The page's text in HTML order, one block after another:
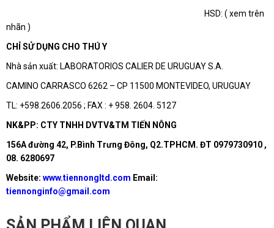
HSD: ( xem trên
nhãn )
CHỈ SỬ DỤNG CHO THÚ Y
Nhà sản xuất: LABORATORIOS CALIER DE URUGUAY S.A.
CAMINO CARRASCO 6262 – CP 11500 MONTEVIDEO, URUGUAY
TL: +598.2606.2056 ; FAX : + 958. 2604. 5127
NK&PP: CTY TNHH DVTV&TM TIẾN NÔNG
156A đường 42, P.Bình Trưng Đông, Q2.TPHCM. ĐT 0979730910 ,
08. 6280697
Website: www.tiennongltd.com Email:
tiennonginfo@gmail.com